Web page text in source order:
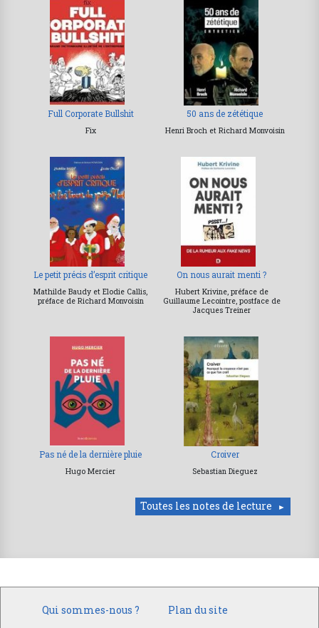
Full Corporate Bullshit
Fix
50 ans de zététique
Henri Broch et Richard Monvoisin
Le petit précis d’esprit critique
Mathilde Baudy et Elodie Callis,
préface de Richard Monvoisin
On nous aurait menti ?
Hubert Krivine, préface de
Guillaume Lecointre, postface de
Jacques Treiner
Pas né de la dernière pluie
Hugo Mercier
Croiver
Sebastian Dieguez
Toutes les notes de lecture
Qui sommes-nous ? Plan du site